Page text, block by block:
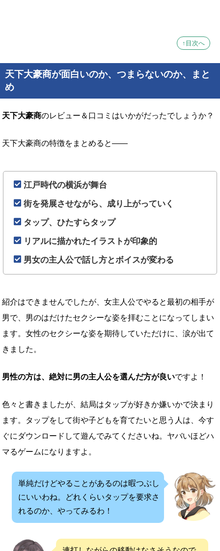
↑目次へ
天下大豪商が面白いのか、つまらないのか、まと
め
天下大豪商のレビュー＆口コミはいかがだったでしょうか？
天下大豪商の特徴をまとめると――
江戸時代の横浜が舞台
街を発展させながら、成り上がっていく
タップ、ひたすらタップ
リアルに描かれたイラストが印象的
男女の主人公で話し方とボイスが変わる
紹介はできませんでしたが、女主人公でやると最初の相手が
男で、男のはだけたセクシーな姿を拝むことになってしまい
ます。女性のセクシーな姿を期待していただけに、涙が出て
きました。
男性の方は、絶対に男の主人公を選んだ方が良いですよ！
色々と書きましたが、結局はタップが好きか嫌いかで決まり
ます。タップをして街や子どもを育てたいと思う人は、今す
ぐにダウンロードして遊んでみてくださいね。ヤバいほどハ
マるゲームになりますよ。
単純だけどやることがあるのは暇つぶし
にいいわね。どれくらいタップを要求さ
れるのか、やってみるわ！